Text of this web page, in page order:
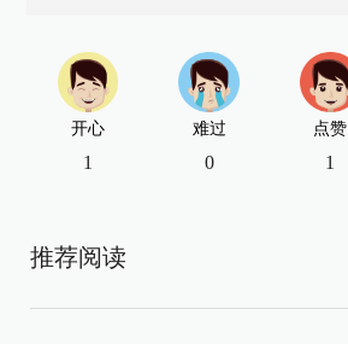
开心
1
难过
0
点赞
1
推荐阅读